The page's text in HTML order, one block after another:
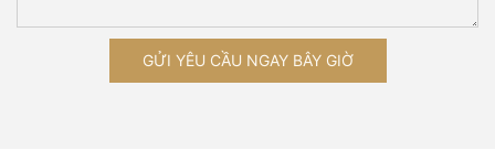
GỬI YÊU CẦU NGAY BÂY GIỜ